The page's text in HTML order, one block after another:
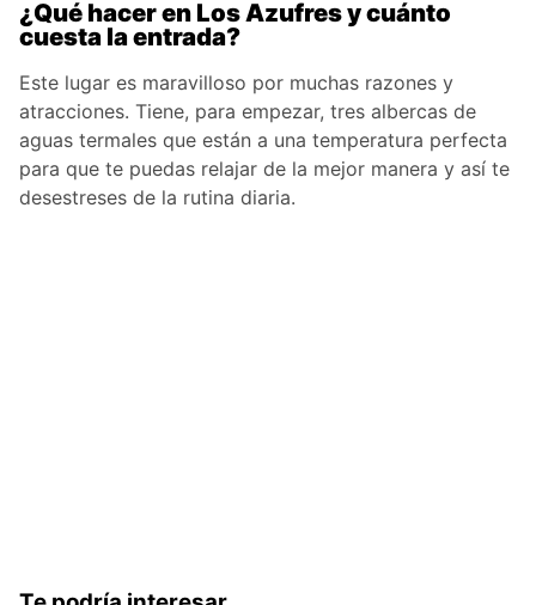
¿Qué hacer en Los Azufres y cuánto
cuesta la entrada?
Este lugar es maravilloso por muchas razones y
atracciones. Tiene, para empezar, tres albercas de
aguas termales que están a una temperatura perfecta
para que te puedas relajar de la mejor manera y así te
desestreses de la rutina diaria.